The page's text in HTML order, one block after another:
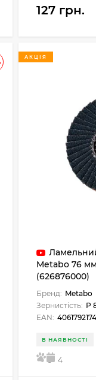
127 грн.
АКЦІЯ
Metabo 76
(626876000)
Бренд: Metabo
Зернистість: Р
EAN:
В НАЯВНОСТІ
5 4